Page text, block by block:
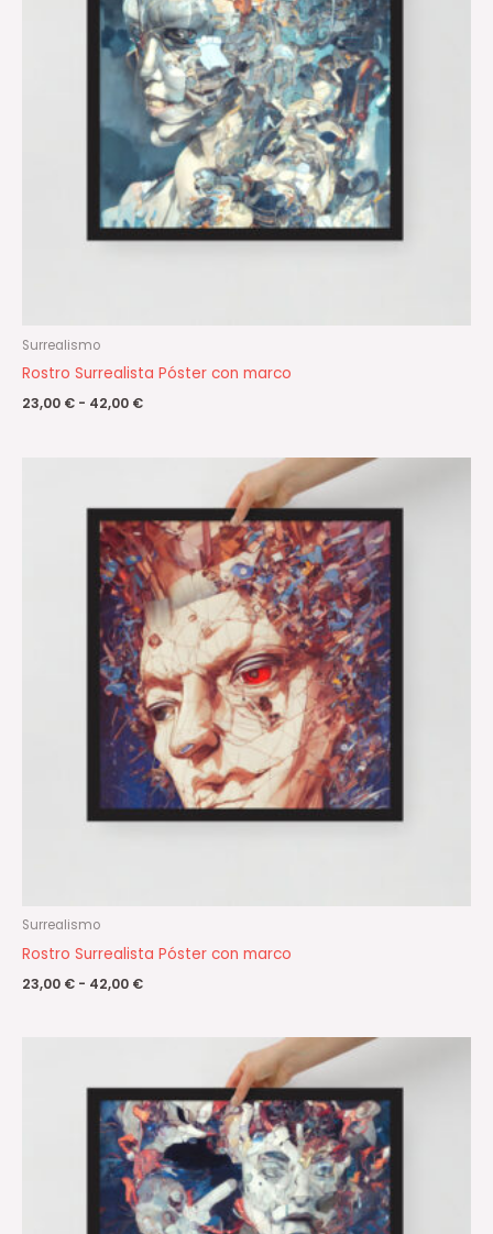
Surrealismo
Rostro Surrealista Póster con marco
23,00 € - 42,00 €
Surrealismo
Rostro Surrealista Póster con marco
23,00 € - 42,00 €
desde
23,00 €
hasta
42,00 €
desde
23,00 €
hasta
42,00 €